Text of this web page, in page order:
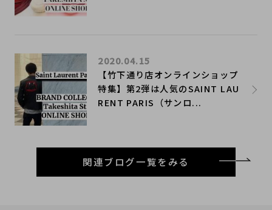
【竹下通り店オンラインショップ
特集】第2弾は人気のSAINT LAU
RENT PARIS（サンロ...
2020.04.15
関連ブログ一覧をみる